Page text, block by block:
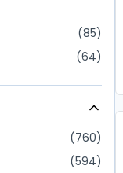
85
64
760
594